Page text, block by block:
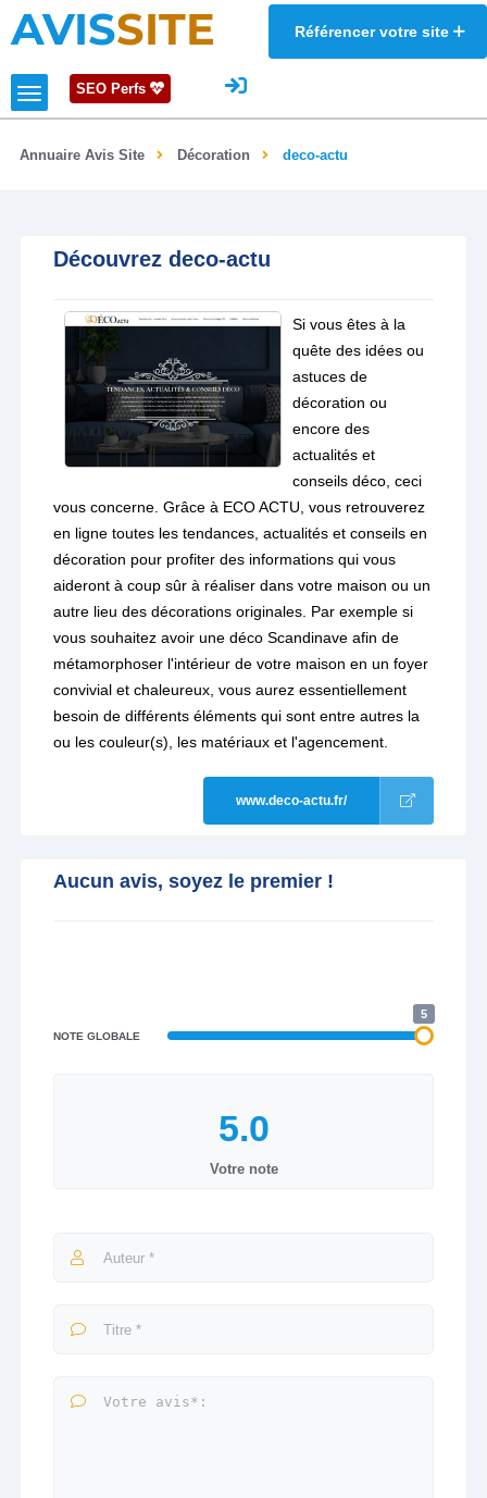
AVISSITE Référencer votre site
SEO Perfs
Annuaire Avis Site Décoration deco-actu
Découvrez deco-actu
Si vous êtes à la
quête des idées ou
astuces de
décoration ou
encore des
actualités et
conseils déco, ceci
vous concerne. Grâce à ECO ACTU, vous retrouverez
en ligne toutes les tendances, actualités et conseils en
décoration pour profiter des informations qui vous
aideront à coup sûr à réaliser dans votre maison ou un
autre lieu des décorations originales. Par exemple si
vous souhaitez avoir une déco Scandinave afin de
métamorphoser l'intérieur de votre maison en un foyer
convivial et chaleureux, vous aurez essentiellement
besoin de différents éléments qui sont entre autres la
ou les couleur(s), les matériaux et l'agencement.
www.deco-actu.fr/
Aucun avis, soyez le premier !
NOTE GLOBALE
5
Votre note